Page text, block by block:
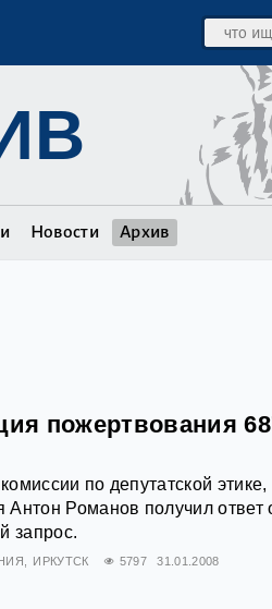
Новости Архив
пожертвования
по депутатской
Антон Романов получил ответ
запрос.
ИРКУТСК 5797 31.01.2008